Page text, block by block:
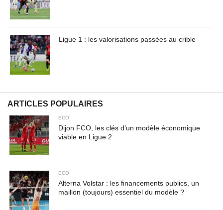
Ligue 1 : les valorisations passées au crible
ARTICLES POPULAIRES
ECO
Dijon FCO, les clés d’un modèle économique
viable en Ligue 2
ECO
Alterna Volstar : les financements publics, un
maillon (toujours) essentiel du modèle ?